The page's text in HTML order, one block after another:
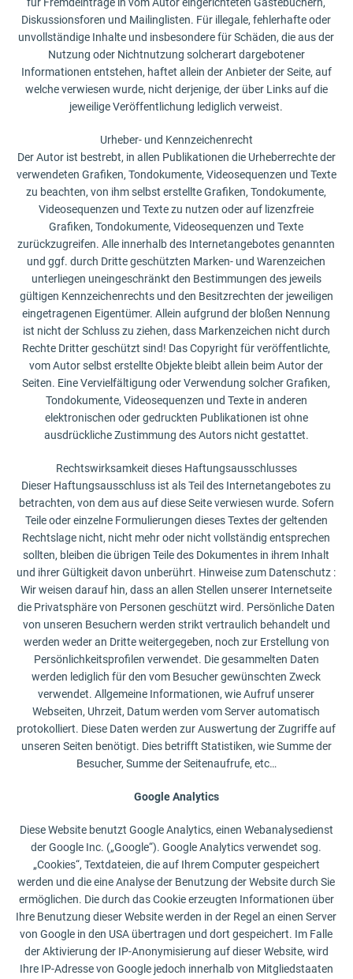
Diskussionsforen und Mailinglisten. Für illegale, fehlerhafte oder
unvollständige Inhalte und insbesondere für Schäden, die aus der
Nutzung oder Nichtnutzung solcherart dargebotener
Informationen entstehen, haftet allein der Anbieter der Seite, auf
welche verwiesen wurde, nicht derjenige, der über Links auf die
jeweilige Veröffentlichung lediglich verweist.
Urheber- und Kennzeichenrecht
Der Autor ist bestrebt, in allen Publikationen die Urheberrechte der
verwendeten Grafiken, Tondokumente, Videosequenzen und Texte
zu beachten, von ihm selbst erstellte Grafiken, Tondokumente,
Videosequenzen und Texte zu nutzen oder auf lizenzfreie
Grafiken, Tondokumente, Videosequenzen und Texte
zurückzugreifen. Alle innerhalb des Internetangebotes genannten
und ggf. durch Dritte geschützten Marken- und Warenzeichen
unterliegen uneingeschränkt den Bestimmungen des jeweils
gültigen Kennzeichenrechts und den Besitzrechten der jeweiligen
eingetragenen Eigentümer. Allein aufgrund der bloßen Nennung
ist nicht der Schluss zu ziehen, dass Markenzeichen nicht durch
Rechte Dritter geschützt sind! Das Copyright für veröffentlichte,
vom Autor selbst erstellte Objekte bleibt allein beim Autor der
Seiten. Eine Vervielfältigung oder Verwendung solcher Grafiken,
Tondokumente, Videosequenzen und Texte in anderen
elektronischen oder gedruckten Publikationen ist ohne
ausdrückliche Zustimmung des Autors nicht gestattet.
Rechtswirksamkeit dieses Haftungsausschlusses
Dieser Haftungsausschluss ist als Teil des Internetangebotes zu
betrachten, von dem aus auf diese Seite verwiesen wurde. Sofern
Teile oder einzelne Formulierungen dieses Textes der geltenden
Rechtslage nicht, nicht mehr oder nicht vollständig entsprechen
sollten, bleiben die übrigen Teile des Dokumentes in ihrem Inhalt
und ihrer Gültigkeit davon unberührt. Hinweise zum Datenschutz :
Wir weisen darauf hin, dass an allen Stellen unserer Internetseite
die Privatsphäre von Personen geschützt wird. Persönliche Daten
von unseren Besuchern werden strikt vertraulich behandelt und
werden weder an Dritte weitergegeben, noch zur Erstellung von
Persönlichkeitsprofilen verwendet. Die gesammelten Daten
werden lediglich für den vom Besucher gewünschten Zweck
verwendet. Allgemeine Informationen, wie Aufruf unserer
Webseiten, Uhrzeit, Datum werden vom Server automatisch
protokolliert. Diese Daten werden zur Auswertung der Zugriffe auf
unseren Seiten benötigt. Dies betrifft Statistiken, wie Summe der
Besucher, Summe der Seitenaufrufe, etc…
Google Analytics
Diese Website benutzt Google Analytics, einen Webanalysedienst
der Google Inc. („Google“). Google Analytics verwendet sog.
„Cookies“, Textdateien, die auf Ihrem Computer gespeichert
werden und die eine Analyse der Benutzung der Website durch Sie
ermöglichen. Die durch das Cookie erzeugten Informationen über
Ihre Benutzung dieser Website werden in der Regel an einen Server
von Google in den USA übertragen und dort gespeichert. Im Falle
der Aktivierung der IP-Anonymisierung auf dieser Website, wird
Ihre IP-Adresse von Google jedoch innerhalb von Mitgliedstaaten